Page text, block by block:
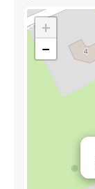
+
−